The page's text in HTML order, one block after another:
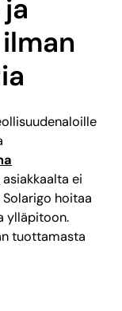
asiakkaalta ei
hoitaa
ylläpitoon.
tuottamasta